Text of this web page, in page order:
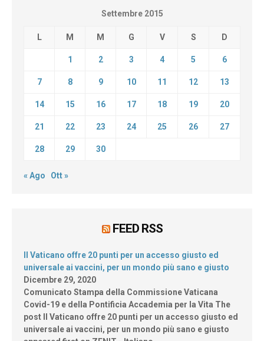
Settembre 2015
L M M G V S D
1 2 3 4 5 6
7 8 9 10 11 12 13
14 15 16 17 18 19 20
21 22 23 24 25 26 27
28 29 30
« Ago Ott »
FEED RSS
Il Vaticano offre 20 punti per un accesso giusto ed
universale ai vaccini, per un mondo più sano e giusto
Dicembre 29, 2020
Comunicato Stampa della Commissione Vaticana
Covid-19 e della Pontificia Accademia per la Vita The
post Il Vaticano offre 20 punti per un accesso giusto ed
universale ai vaccini, per un mondo più sano e giusto